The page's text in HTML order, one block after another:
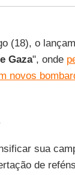
(18), o
Gaza", onde
novos
sua
de